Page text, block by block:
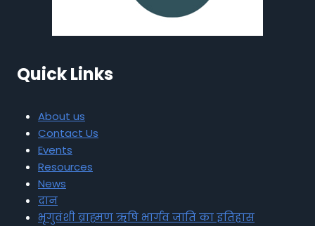
Quick Links
About us
Contact Us
Events
Resources
News
दान
भृगुवंशी ब्राह्मण ऋषि भार्गव जाति का इतिहास